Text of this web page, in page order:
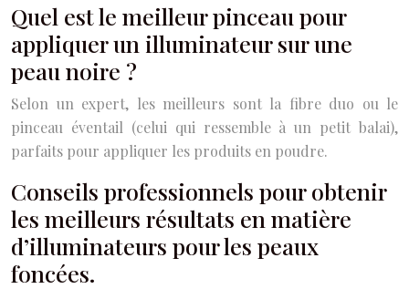
Quel est le meilleur pinceau pour
appliquer un illuminateur sur une
peau noire ?
Selon un expert, les meilleurs sont la fibre duo ou le
pinceau éventail (celui qui ressemble à un petit balai),
parfaits pour appliquer les produits en poudre.
Conseils professionnels pour obtenir
les meilleurs résultats en matière
d’illuminateurs pour les peaux
foncées.